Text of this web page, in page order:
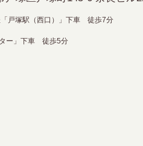
戸塚駅（西口）」下車 徒歩7分
ー」下車 徒歩5分